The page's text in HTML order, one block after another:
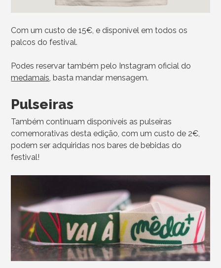
Com um custo de 15€, e disponível em todos os
palcos do festival.
Podes reservar também pelo Instagram oficial do
medamais, basta mandar mensagem.
Pulseiras
Também continuam disponíveis as pulseiras
comemorativas desta edição, com um custo de 2€,
podem ser adquiridas nos bares de bebidas do
festival!